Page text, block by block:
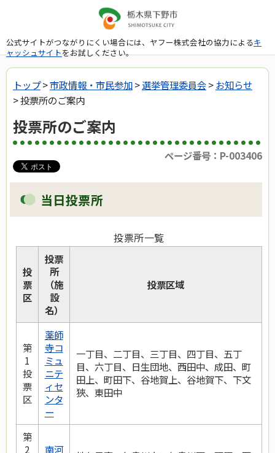
公式サイトがつながりにくい場合には、ヤフー株式会社の協力によるキ
ャッシュサイトをお試しください。
トップ>市政情報・市民参加>選挙管理委員会>お知らせ
> 投票所のご案内
投票所のご案内
ページ番号：P-003406
当日投票所
投票所一覧
投
票
区
投票
所
（施
設
名）
投票区域
第
1
投
票
区
薬師
寺コ
ミュ
ニテ
ィセ
ンタ
ー
一丁目、二丁目、三丁目、四丁目、五丁
目、六丁目、日生団地、西田中、成田、町
田上、町田下、谷地賀上、谷地賀下、下文
狹、東田中
第
2
南河